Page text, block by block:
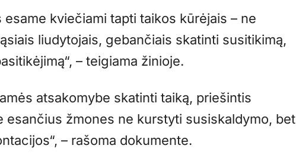
kviečiami tapti taikos kūrėjais – ne
liudytojais, gebančiais skatinti susitikimą,
– teigiama žinioje.
atsakomybe skatinti taiką, priešintis
esančius žmones ne kurstyti susiskaldymo, bet
– rašoma dokumente.